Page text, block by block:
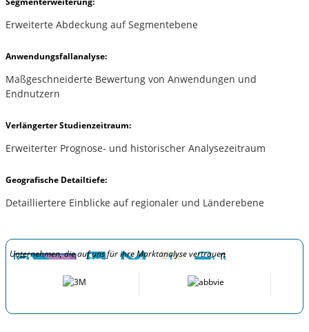
Erweiterte Abdeckung auf Segmentebene
Anwendungsfallanalyse:
Maßgeschneiderte Bewertung von Anwendungen und
Endnutzern
Verlängerter Studienzeitraum:
Erweiterter Prognose- und historischer Analysezeitraum
Geografische Detailtiefe:
Detailliertere Einblicke auf regionaler und Länderebene
Unternehmen, die auf uns für ihre Marktanalyse vertrauen